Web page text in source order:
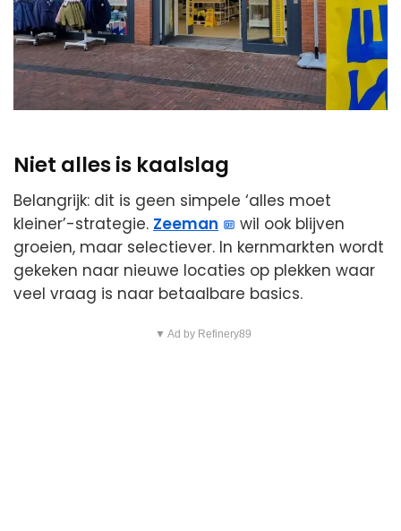
Niet alles is kaalslag
Belangrijk: dit is geen simpele ‘alles moet
kleiner’-strategie. Zeeman
wil ook blijven
groeien, maar selectiever. In kernmarkten wordt
gekeken naar nieuwe locaties op plekken waar
veel vraag is naar betaalbare basics.
▼ Ad by Refinery89